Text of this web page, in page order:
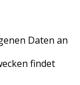
Daten an
findet